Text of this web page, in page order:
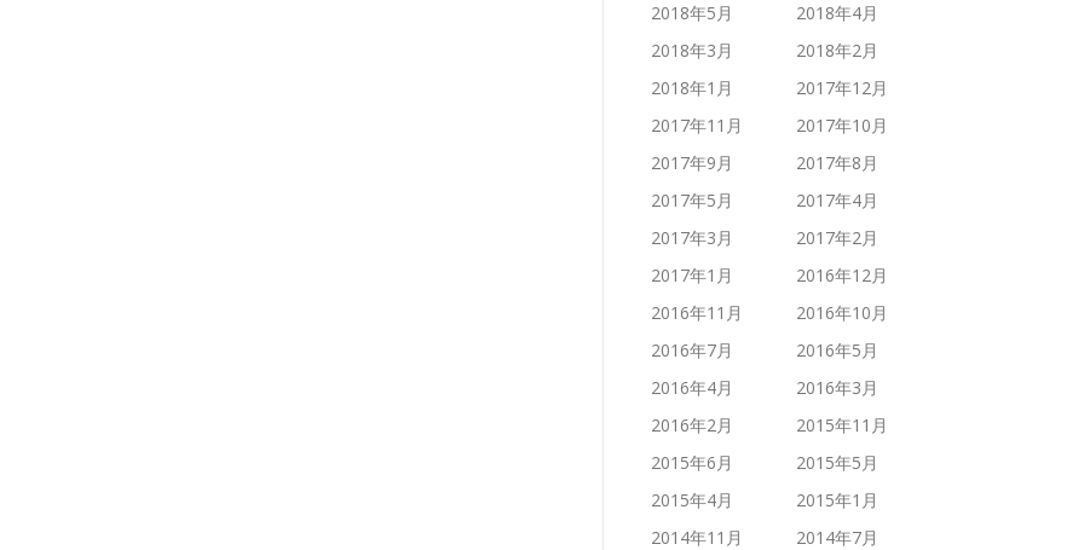
2018年5月
2018年4月
2018年3月
2018年2月
2018年1月
2017年12月
2017年11月
2017年10月
2017年9月
2017年8月
2017年5月
2017年4月
2017年3月
2017年2月
2017年1月
2016年12月
2016年11月
2016年10月
2016年7月
2016年5月
2016年4月
2016年3月
2016年2月
2015年11月
2015年6月
2015年5月
2015年4月
2015年1月
2014年11月
2014年7月